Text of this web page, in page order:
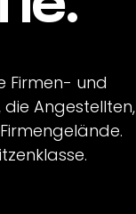
Firmen- und
Angestellten,